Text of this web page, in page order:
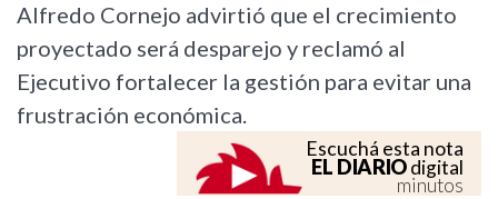
Alfredo Cornejo advirtió que el crecimiento
proyectado será desparejo y reclamó al
Ejecutivo fortalecer la gestión para evitar una
frustración económica.
Escuchá esta nota
EL DIARIOdigital
minutos